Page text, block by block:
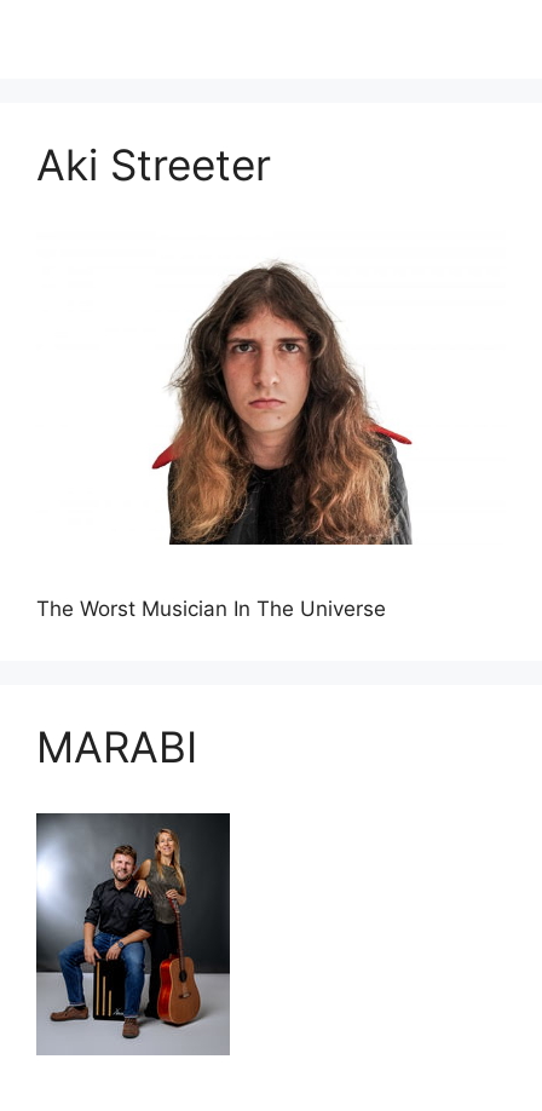
Aki Streeter
The Worst Musician In The Universe
MARABI